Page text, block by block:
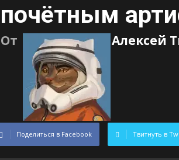
почётным
От Алексей
Поделиться в Facebook Твитнуть в